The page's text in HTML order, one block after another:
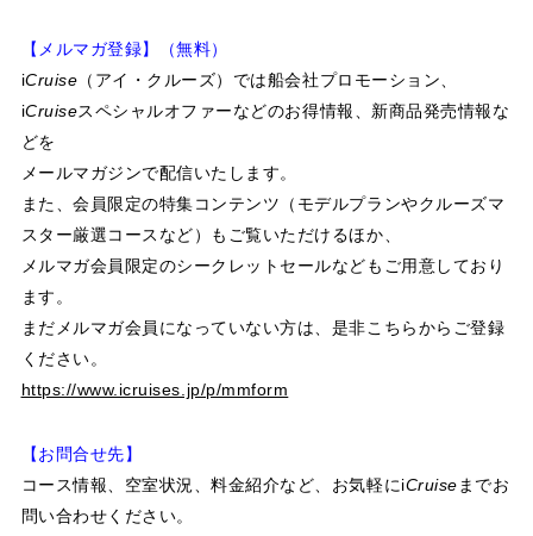
【メルマガ登録】（無料）
iCruise （アイ・クルーズ）では船会社プロモーション、
iCruiseスペシャルオファーなどのお得情報、新商品発売情報な
どを
メールマガジンで配信いたします。
また、会員限定の特集コンテンツ（モデルプランやクルーズマ
スター厳選コースなど）もご覧いただけるほか、
メルマガ会員限定のシークレットセールなどもご用意しており
ます。
まだメルマガ会員になっていない方は、是非こちらからご登録
ください。
https://www.icruises.jp/p/mmform
【お問合せ先】
コース情報、空室状況、料金紹介など、お気軽にiCruiseまでお
問い合わせください。